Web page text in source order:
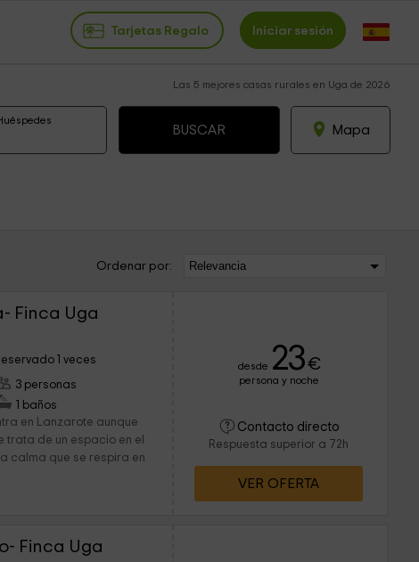
Tarjetas Regalo Iniciar sesión
Las 5 mejores casas rurales en Uga de 2026
Mapa
Ordenar por:
Finca Uga
1 veces
3 personas
1 baños
en Lanzarote aunque
trata de un espacio en el
calma que se respira en
desde 23€
persona y noche
Contacto directo
Respuesta superior a 72h
VER OFERTA
Finca Uga